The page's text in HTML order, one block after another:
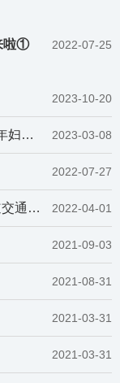
啦① 2022-07-25
2023-10-20
活动 2023-03-08
2022-07-27
题活动 2022-04-01
2021-09-03
2021-08-31
2021-03-31
2021-03-31